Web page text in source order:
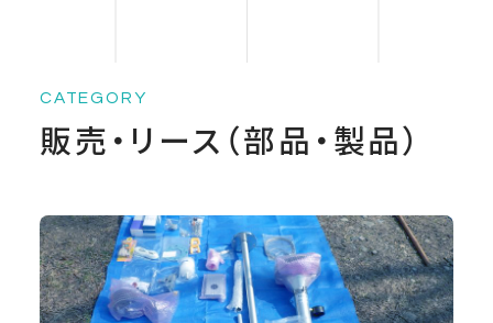
CATEGORY
販売・リース（部品・製品）